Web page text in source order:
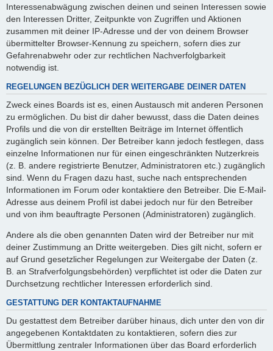
Interessenabwägung zwischen deinen und seinen Interessen sowie
den Interessen Dritter, Zeitpunkte von Zugriffen und Aktionen
zusammen mit deiner IP-Adresse und der von deinem Browser
übermittelter Browser-Kennung zu speichern, sofern dies zur
Gefahrenabwehr oder zur rechtlichen Nachverfolgbarkeit
notwendig ist.
REGELUNGEN BEZÜGLICH DER WEITERGABE DEINER DATEN
Zweck eines Boards ist es, einen Austausch mit anderen Personen
zu ermöglichen. Du bist dir daher bewusst, dass die Daten deines
Profils und die von dir erstellten Beiträge im Internet öffentlich
zugänglich sein können. Der Betreiber kann jedoch festlegen, dass
einzelne Informationen nur für einen eingeschränkten Nutzerkreis
(z. B. andere registrierte Benutzer, Administratoren etc.) zugänglich
sind. Wenn du Fragen dazu hast, suche nach entsprechenden
Informationen im Forum oder kontaktiere den Betreiber. Die E-Mail-
Adresse aus deinem Profil ist dabei jedoch nur für den Betreiber
und von ihm beauftragte Personen (Administratoren) zugänglich.
Andere als die oben genannten Daten wird der Betreiber nur mit
deiner Zustimmung an Dritte weitergeben. Dies gilt nicht, sofern er
auf Grund gesetzlicher Regelungen zur Weitergabe der Daten (z.
B. an Strafverfolgungsbehörden) verpflichtet ist oder die Daten zur
Durchsetzung rechtlicher Interessen erforderlich sind.
GESTATTUNG DER KONTAKTAUFNAHME
Du gestattest dem Betreiber darüber hinaus, dich unter den von dir
angegebenen Kontaktdaten zu kontaktieren, sofern dies zur
Übermittlung zentraler Informationen über das Board erforderlich